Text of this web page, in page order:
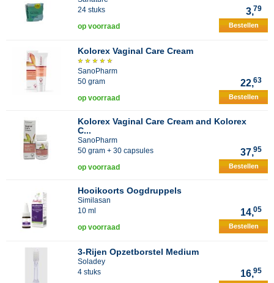
24 stuks
3,79
op voorraad Bestellen
Kolorex Vaginal Care Cream
SanoPharm
50 gram
22,63
op voorraad Bestellen
Kolorex Vaginal Care Cream and Kolorex
C...
SanoPharm
50 gram + 30 capsules
37,95
op voorraad Bestellen
Hooikoorts Oogdruppels
Similasan
10 ml
14,05
op voorraad Bestellen
3-Rijen Opzetborstel Medium
Soladey
4 stuks
16,95